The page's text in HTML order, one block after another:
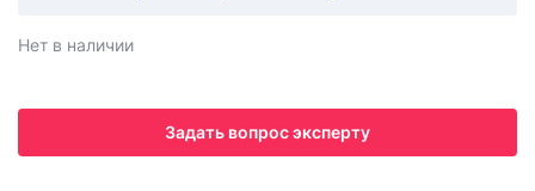
Нет в наличии
Задать вопрос эксперту